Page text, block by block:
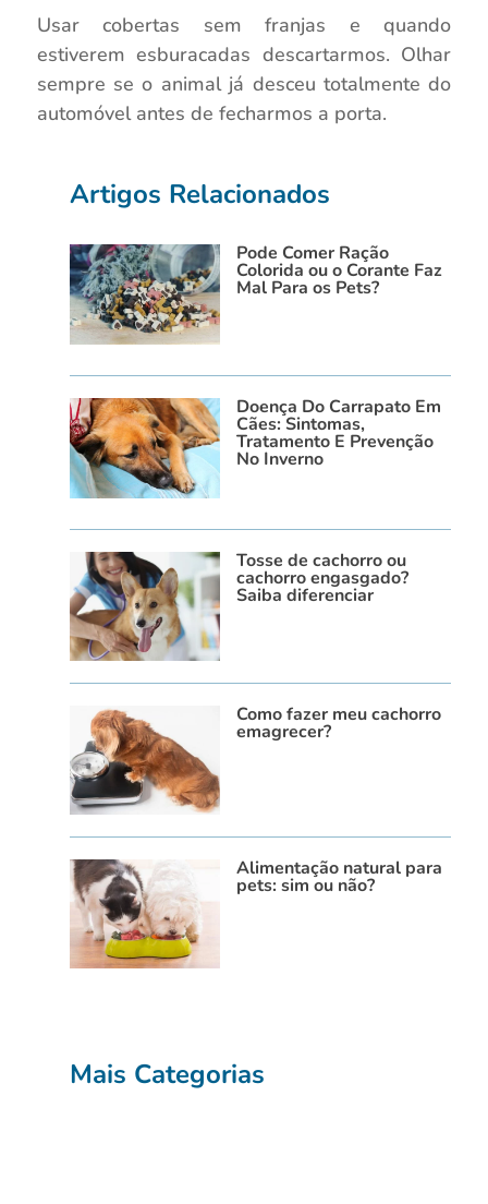
Usar cobertas sem franjas e quando
estiverem esburacadas descartarmos. Olhar
sempre se o animal já desceu totalmente do
automóvel antes de fecharmos a porta.
Artigos Relacionados
Pode Comer Ração
Colorida ou o Corante Faz
Mal Para os Pets?
Doença Do Carrapato Em
Cães: Sintomas,
Tratamento E Prevenção
No Inverno
Tosse de cachorro ou
cachorro engasgado?
Saiba diferenciar
Como fazer meu cachorro
emagrecer?
Alimentação natural para
pets: sim ou não?
Mais Categorias